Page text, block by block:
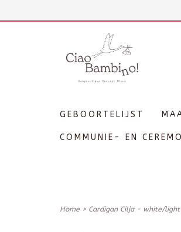
GEBOORTELIJST
COMMUNIE- EN
Home > Cardigan Cilja - white/light